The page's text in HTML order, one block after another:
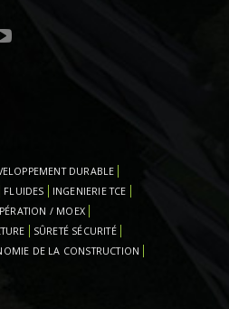
DURABLE
FLUIDES
INGENIERIE TCE
/ MOEX
SÛRETÉ SÉCURITÉ
DE LA CONSTRUCTION